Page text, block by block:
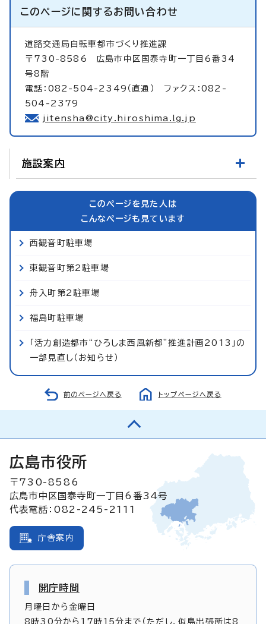
このページに関するお問い合わせ
道路交通局自転車都市づくり推進課
〒730-8586 広島市中区国泰寺町一丁目6番34
号8階
電話：082-504-2349（直通） ファクス：082-
504-2379
jitensha@city.hiroshima.lg.jp
施設案内
このページを見た人は
こんなページも見ています
西観音町駐車場
東観音町第2駐車場
舟入町第2駐車場
福島町駐車場
「活力創造都市“ひろしま西風新都”推進計画2013」の
一部見直し（お知らせ）
前のページへ戻る トップページへ戻る
広島市役所
〒730-8586
広島市中区国泰寺町一丁目6番34号
代表電話：082-245-2111
庁舎案内
開庁時間
月曜日から金曜日
8時30分から17時15分まで（ただし、似島出張所は8